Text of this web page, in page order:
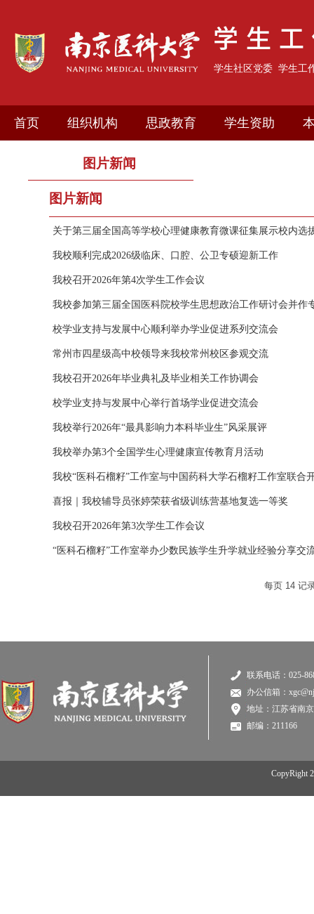
学生社区党委 学生工
首页 组织机构 思政教育 学生资助
图片新闻
图片新闻
关于第三届全国高等学校心理健康教育微课征集展示校内选
我校顺利完成2026级临床、口腔、公卫专硕迎新工作
我校召开2026年第4次学生工作会议
我校参加第三届全国医科院校学生思想政治工作研讨会并作
校学业支持与发展中心顺利举办学业促进系列交流会
常州市四星级高中校领导来我校常州校区参观交流
我校召开2026年毕业典礼及毕业相关工作协调会
校学业支持与发展中心举行首场学业促进交流会
我校举行2026年“最具影响力本科毕业生”风采展评
我校举办第3个全国学生心理健康宣传教育月活动
我校“医科石榴籽”工作室与中国药科大学石榴籽工作室联合
喜报｜我校辅导员张婷荣获省级训练营基地复选一等奖
我校召开2026年第3次学生工作会议
“医科石榴籽”工作室举办少数民族学生升学就业经验分享交
每页 14 记
联系电话：025-
办公信箱：
地址：江苏省南
邮编：211166
CopyRight